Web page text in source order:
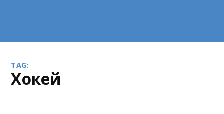
TAG:
хокей